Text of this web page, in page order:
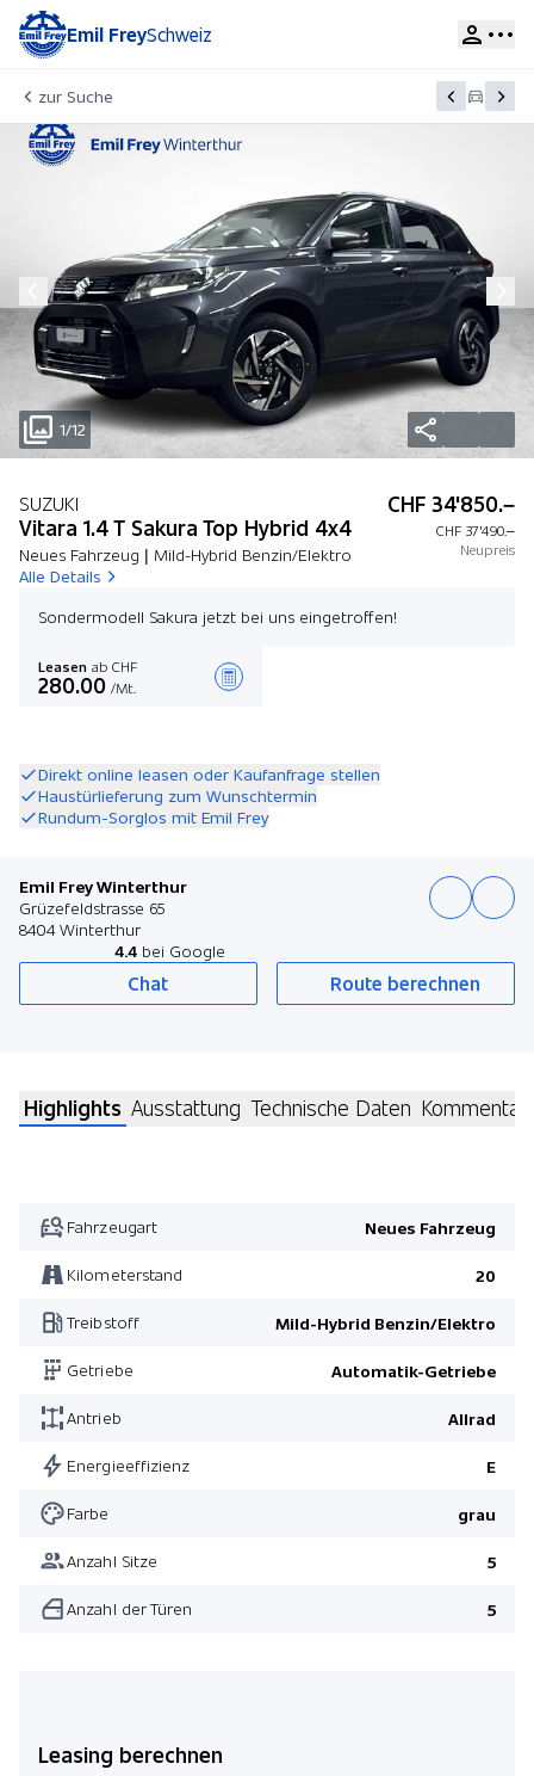
Emil FreySchweiz
zur Suche
1/12
SUZUKI
Vitara 1.4 T Sakura Top Hybrid 4x4
Neues Fahrzeug | Mild-Hybrid Benzin/Elektro
Alle Details
CHF 34'850.–
CHF 37'490.–
Neupreis
Sondermodell Sakura jetzt bei uns eingetroffen!
Leasen ab CHF
280.00 /Mt.
Direkt online leasen oder Kaufanfrage stellen
Haustürlieferung zum Wunschtermin
Rundum-Sorglos mit Emil Frey
Emil Frey Winterthur
Grüzefeldstrasse 65
8404 Winterthur
4.4 bei Google
Chat Route berechnen
Highlights Ausstattung Technische Daten Kommentar
Fahrzeugart Neues Fahrzeug
Kilometerstand 20
Treibstoff Mild-Hybrid Benzin/Elektro
Getriebe Automatik-Getriebe
Antrieb Allrad
Energieeffizienz E
Farbe grau
Anzahl Sitze 5
Anzahl der Türen 5
Leasing berechnen